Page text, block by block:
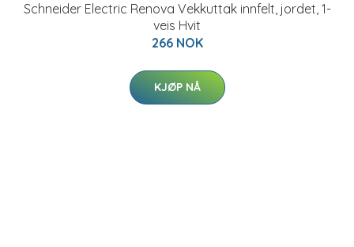
Schneider Electric Renova Vekkuttak innfelt, jordet, 1-
veis Hvit
266 NOK
KJØP NÅ